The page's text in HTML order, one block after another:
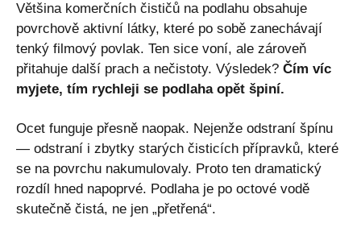
Většina komerčních čističů na podlahu obsahuje
povrchově aktivní látky, které po sobě zanechávají
tenký filmový povlak. Ten sice voní, ale zároveň
přitahuje další prach a nečistoty. Výsledek? Čím víc
myjete, tím rychleji se podlaha opět špiní.
Ocet funguje přesně naopak. Nejenže odstraní špínu
— odstraní i zbytky starých čisticích přípravků, které
se na povrchu nakumulovaly. Proto ten dramatický
rozdíl hned napoprvé. Podlaha je po octové vodě
skutečně čistá, ne jen „přetřená“.